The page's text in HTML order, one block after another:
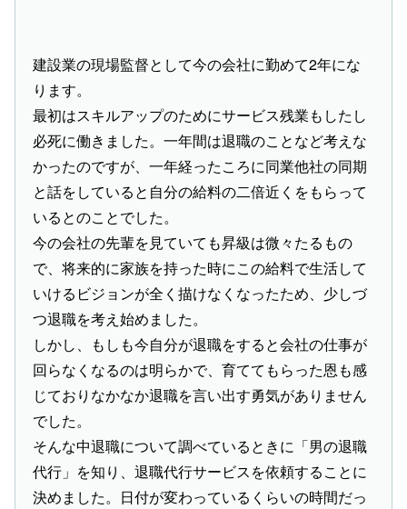
建設業の現場監督として今の会社に勤めて2年にな
ります。
最初はスキルアップのためにサービス残業もしたし
必死に働きました。一年間は退職のことなど考えな
かったのですが、一年経ったころに同業他社の同期
と話をしていると自分の給料の二倍近くをもらって
いるとのことでした。
今の会社の先輩を見ていても昇級は微々たるもの
で、将来的に家族を持った時にこの給料で生活して
いけるビジョンが全く描けなくなったため、少しづ
つ退職を考え始めました。
しかし、もしも今自分が退職をすると会社の仕事が
回らなくなるのは明らかで、育ててもらった恩も感
じておりなかなか退職を言い出す勇気がありません
でした。
そんな中退職について調べているときに「男の退職
代行」を知り、退職代行サービスを依頼することに
決めました。日付が変わっているくらいの時間だっ